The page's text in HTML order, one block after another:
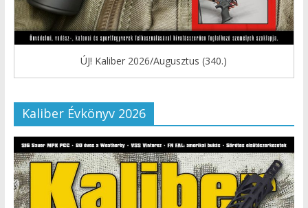
ÚJ! Kaliber 2026/Augusztus (340.)
Kaliber Évkönyv 2026